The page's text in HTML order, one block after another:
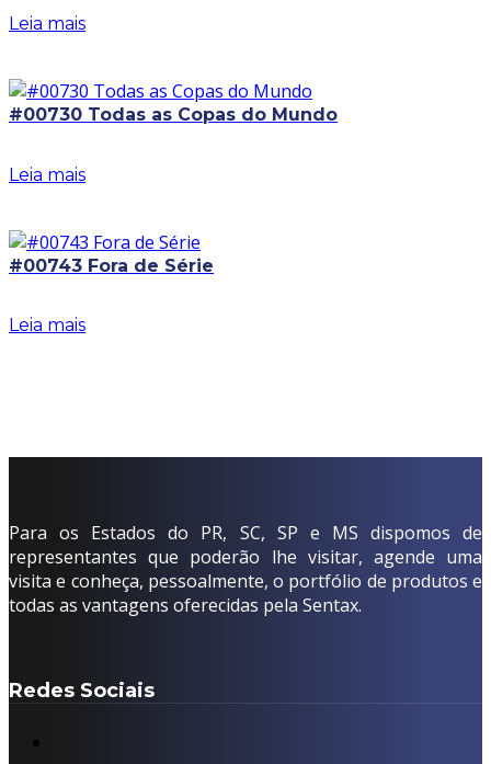
Leia mais
#00730 Todas as Copas do Mundo
Leia mais
#00743 Fora de Série
Leia mais
Para os Estados do PR, SC, SP e MS dispomos de
representantes que poderão lhe visitar, agende uma
visita e conheça, pessoalmente, o portfólio de produtos e
todas as vantagens oferecidas pela Sentax.
Redes Sociais